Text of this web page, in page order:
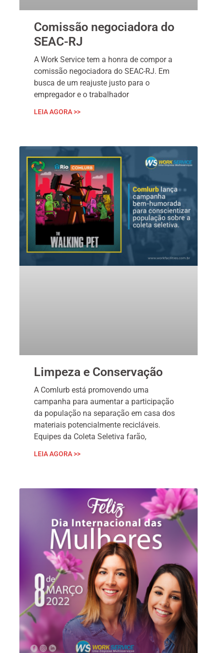
Comissão negociadora do
SEAC-RJ
A Work Service tem a honra de compor a
comissão negociadora do SEAC-RJ. Em
busca de um reajuste justo para o
empregador e o trabalhador
LEIA AGORA >>
Limpeza e Conservação
A Comlurb está promovendo uma
campanha para aumentar a participação
da população na separação em casa dos
materiais potencialmente recicláveis.
Equipes da Coleta Seletiva farão,
LEIA AGORA >>